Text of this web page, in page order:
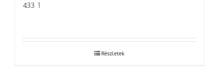
433 1
Részletek